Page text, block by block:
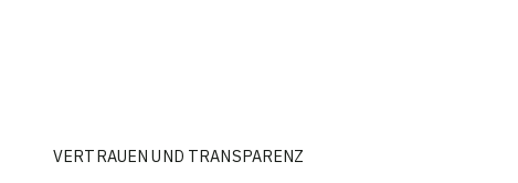
VERTRAUEN UND TRANSPARENZ